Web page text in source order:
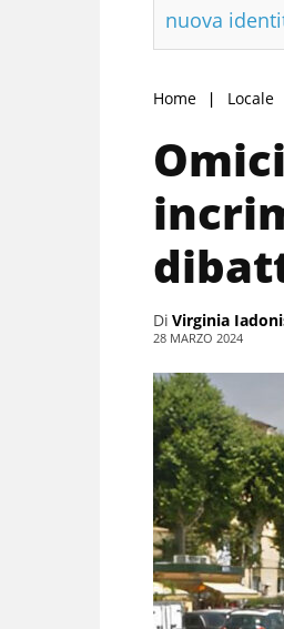
nuova
Home Locale
Di Virginia
28 MARZO 2024